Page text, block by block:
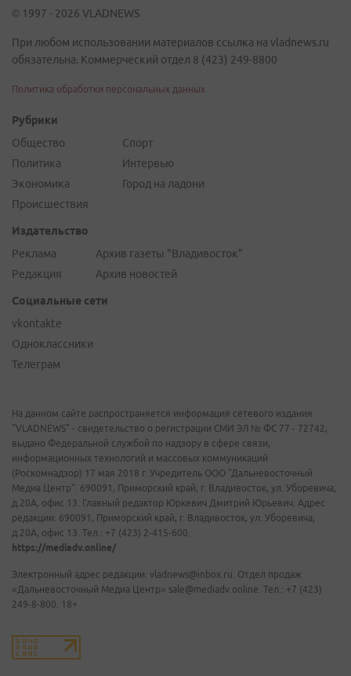
© 1997 - 2026 VLADNEWS
При любом использовании материалов ссылка на vladnews.ru
обязательна. Коммерческий отдел 8 (423) 249-8800
Политика обработки персональных данных
Рубрики
Общество
Политика
Экономика
Происшествия
Спорт
Интервью
Город на ладони
Издательство
Реклама
Редакция
Архив газеты "Владивосток"
Архив новостей
Социальные сети
vkontakte
Одноклассники
Телеграм
На данном сайте распространяется информация сетевого издания
"VLADNEWS" - свидетельство о регистрации СМИ ЭЛ № ФС 77 - 72742,
выдано Федеральной службой по надзору в сфере связи,
информационных технологий и массовых коммуникаций
(Роскомнадзор) 17 мая 2018 г. Учредитель ООО "Дальневосточный
Медиа Центр". 690091, Приморский край, г. Владивосток, ул. Уборевича,
д.20А, офис 13. Главный редактор Юркевич Дмитрий Юрьевич. Адрес
редакции: 690091, Приморский край, г. Владивосток, ул. Уборевича,
д.20А, офис 13. Тел.: +7 (423) 2-415-600.
https://mediadv.online/
Электронный адрес редакции: vladnews@inbox.ru. Отдел продаж
«Дальневосточный Медиа Центр» sale@mediadv.online. Тел.: +7 (423)
249-8-800. 18+